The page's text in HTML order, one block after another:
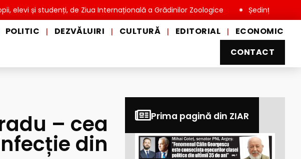
studenți, de Ziua Internațională a Grădinilor Zoologice Ședință extraordinară la
POLITIC | DEZVĂLUIRI | CULTURĂ | EDITORIAL |
ECONOMIC
CONTACT
– cea
din
Prima pagină din ZIAR